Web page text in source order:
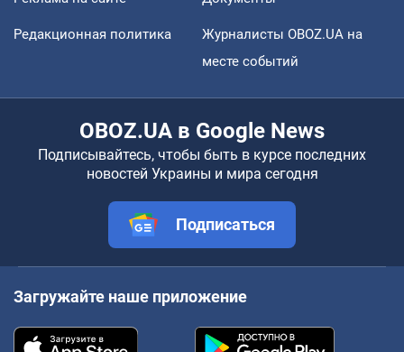
Редакционная политика
Журналисты OBOZ.UA на
месте событий
OBOZ.UA в Google News
Подписывайтесь, чтобы быть в курсе последних
новостей Украины и мира сегодня
Подписаться
Загружайте наше приложение